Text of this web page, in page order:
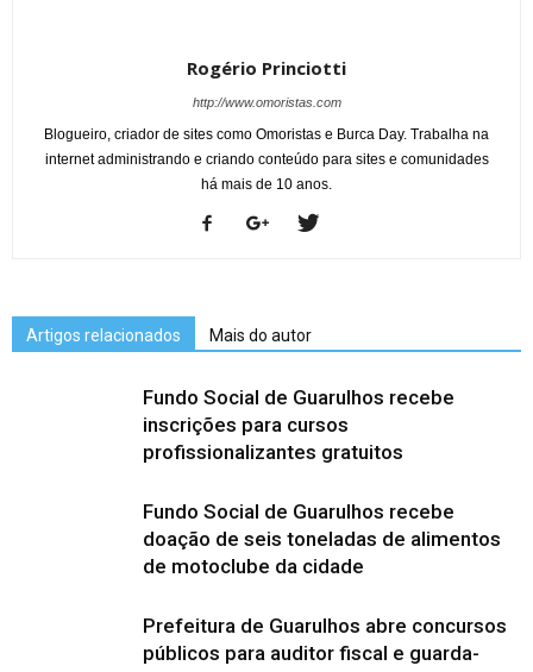
Rogério Princiotti
http://www.omoristas.com
Blogueiro, criador de sites como Omoristas e Burca Day. Trabalha na
internet administrando e criando conteúdo para sites e comunidades
há mais de 10 anos.
Artigos relacionados Mais do autor
Fundo Social de Guarulhos recebe
inscrições para cursos
profissionalizantes gratuitos
Fundo Social de Guarulhos recebe
doação de seis toneladas de alimentos
de motoclube da cidade
Prefeitura de Guarulhos abre concursos
públicos para auditor fiscal e guarda-